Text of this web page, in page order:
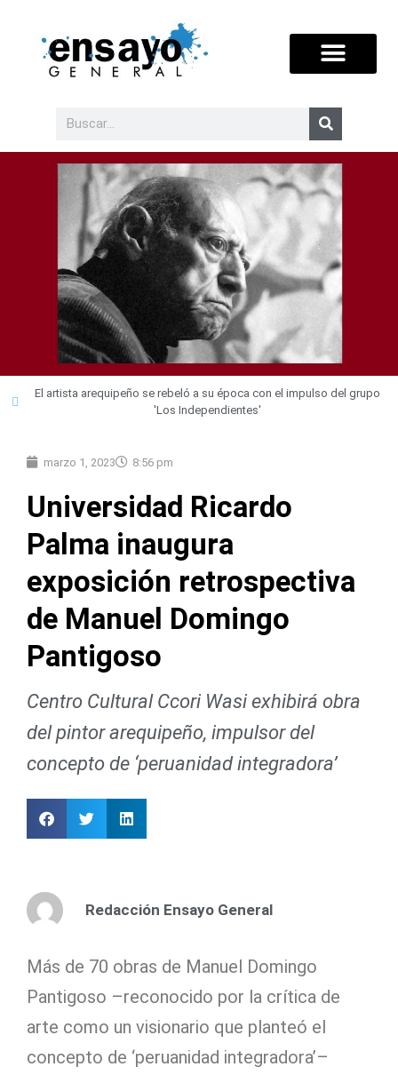
El artista arequipeño se rebeló a su época con el impulso del grupo
'Los Independientes'
marzo 1, 2023 8:56 pm
Universidad Ricardo
Palma inaugura
exposición retrospectiva
de Manuel Domingo
Pantigoso
Centro Cultural Ccori Wasi exhibirá obra
del pintor arequipeño, impulsor del
concepto de ‘peruanidad integradora’
Redacción Ensayo General
Más de 70 obras de Manuel Domingo
Pantigoso –reconocido por la crítica de
arte como un visionario que planteó el
concepto de ‘peruanidad integradora’–